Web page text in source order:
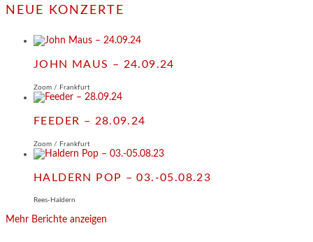
NEUE KONZERTE
JOHN MAUS – 24.09.24
Zoom / Frankfurt
FEEDER – 28.09.24
Zoom / Frankfurt
HALDERN POP – 03.-05.08.23
Rees-Haldern
Mehr Berichte anzeigen